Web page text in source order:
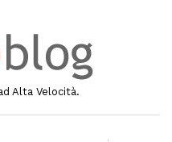
Alta Velocità.